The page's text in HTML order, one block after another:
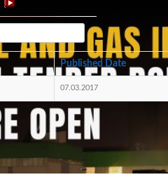
Published Date
07.03.2017